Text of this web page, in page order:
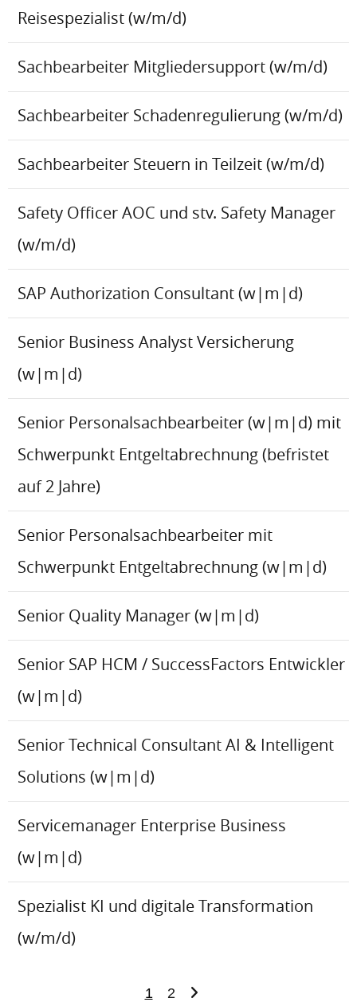
Reisespezialist (w/m/d)
Sachbearbeiter Mitgliedersupport (w/m/d)
Sachbearbeiter Schadenregulierung (w/m/d)
Sachbearbeiter Steuern in Teilzeit (w/m/d)
Safety Officer AOC und stv. Safety Manager
(w/m/d)
SAP Authorization Consultant (w|m|d)
Senior Business Analyst Versicherung
(w|m|d)
Senior Personalsachbearbeiter (w|m|d) mit
Schwerpunkt Entgeltabrechnung (befristet
auf 2 Jahre)
Senior Personalsachbearbeiter mit
Schwerpunkt Entgeltabrechnung (w|m|d)
Senior Quality Manager (w|m|d)
Senior SAP HCM / SuccessFactors Entwickler
(w|m|d)
Senior Technical Consultant AI & Intelligent
Solutions (w|m|d)
Servicemanager Enterprise Business
(w|m|d)
Spezialist KI und digitale Transformation
(w/m/d)
1 2